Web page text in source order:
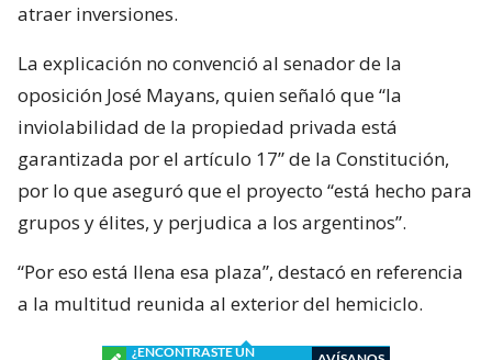
atraer inversiones.
La explicación no convenció al senador de la
oposición José Mayans, quien señaló que “la
inviolabilidad de la propiedad privada está
garantizada por el artículo 17” de la Constitución,
por lo que aseguró que el proyecto “está hecho para
grupos y élites, y perjudica a los argentinos”.
“Por eso está llena esa plaza”, destacó en referencia
a la multitud reunida al exterior del hemiciclo.
¿ENCONTRASTE UN